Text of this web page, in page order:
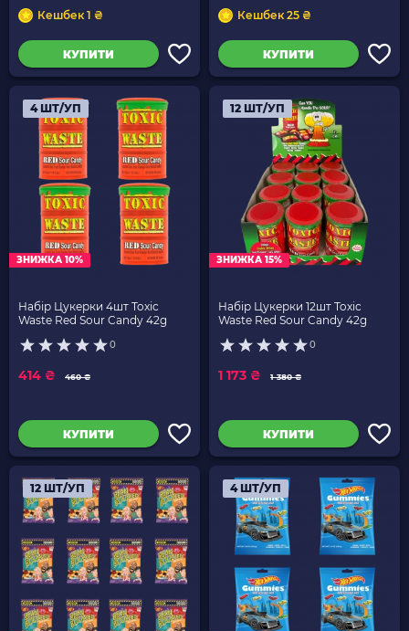
Кешбек 1 ₴
КУПИТИ
Кешбек 25 ₴
КУПИТИ
4 ШТ/УП
ЗНИЖКА 10%
Набір Цукерки 4шт Toxic
Waste Red Sour Candy 42g
0
460 ₴
414 ₴
КУПИТИ
12 ШТ/УП
ЗНИЖКА 15%
Набір Цукерки 12шт Toxic
Waste Red Sour Candy 42g
0
1 380 ₴
1 173 ₴
КУПИТИ
12 ШТ/УП 4 ШТ/УП